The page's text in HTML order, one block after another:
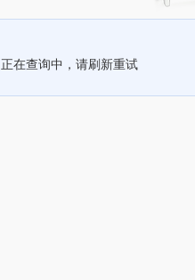
正在查询中，请刷新重试